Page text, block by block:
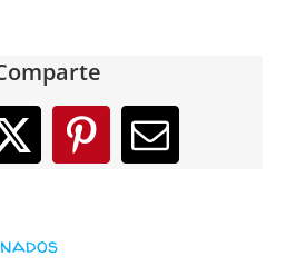
X PinterestCorreo